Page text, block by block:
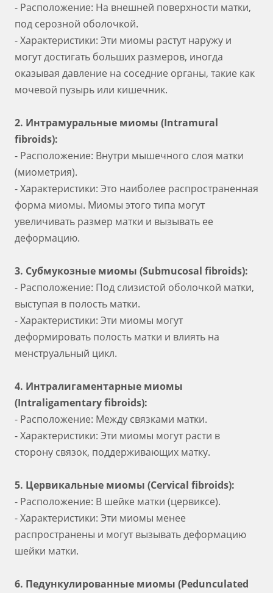
- Расположение: На внешней поверхности матки,
под серозной оболочкой.
- Характеристики: Эти миомы растут наружу и
могут достигать больших размеров, иногда
оказывая давление на соседние органы, такие как
мочевой пузырь или кишечник.
2. Интрамуральные миомы (Intramural
fibroids):
- Расположение: Внутри мышечного слоя матки
(миометрия).
- Характеристики: Это наиболее распространенная
форма миомы. Миомы этого типа могут
увеличивать размер матки и вызывать ее
деформацию.
3. Субмукозные миомы (Submucosal fibroids):
- Расположение: Под слизистой оболочкой матки,
выступая в полость матки.
- Характеристики: Эти миомы могут
деформировать полость матки и влиять на
менструальный цикл.
4. Интралигаментарные миомы
(Intraligamentary fibroids):
- Расположение: Между связками матки.
- Характеристики: Эти миомы могут расти в
сторону связок, поддерживающих матку.
5. Цервикальные миомы (Cervical fibroids):
- Расположение: В шейке матки (цервиксе).
- Характеристики: Эти миомы менее
распространены и могут вызывать деформацию
шейки матки.
6. Педункулированные миомы (Pedunculated